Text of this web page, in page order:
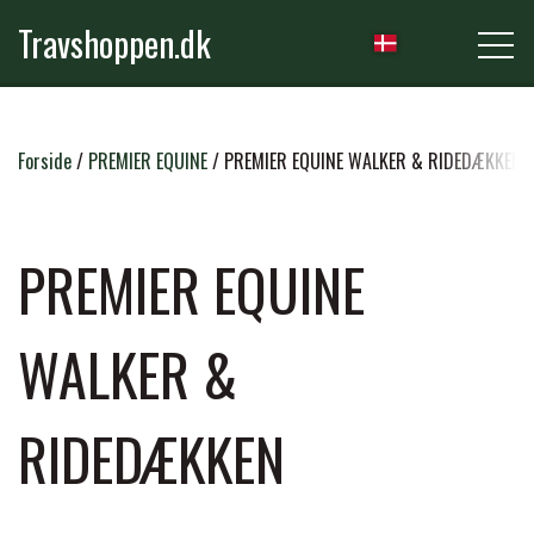
Travshoppen.dk
NYHEDER
HEST
GRIMER & TRÆKTOVE
SADLER & TILBEHØR
RYTTER
RIDEBUKSER & LEGGINS
PLEJE & STALD
Forside PREMIER EQUINE PREMIER EQUINE WALKER & RIDEDÆKKEN
PREMIER EQUINE
WALKER &
RIDEDÆKKEN